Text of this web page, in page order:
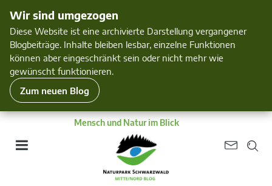
Wir sind umgezogen
Diese Website ist eine archivierte Darstellung vergangener
Blogbeiträge. Inhalte bleiben lesbar, einzelne Funktionen
können aber eingeschränkt sein oder nicht mehr wie
gewünscht funktionieren.
Zum neuen Blog
Mensch und Natur im Blick